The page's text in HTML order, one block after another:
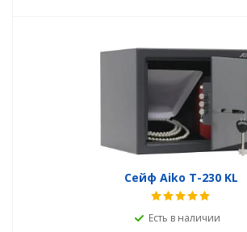
Сейф Aiko T-230 KL
Есть в наличии